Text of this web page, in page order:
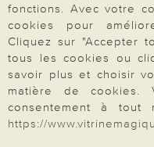
À propos de
Besoin d'aide?
Mentions légales|CGV|
fonctions. Avec votre
cookies pour
Cliquez sur "Accepter
tous les cookies ou
savoir plus et choisir
matière de cookies.
consentement à tout
https://